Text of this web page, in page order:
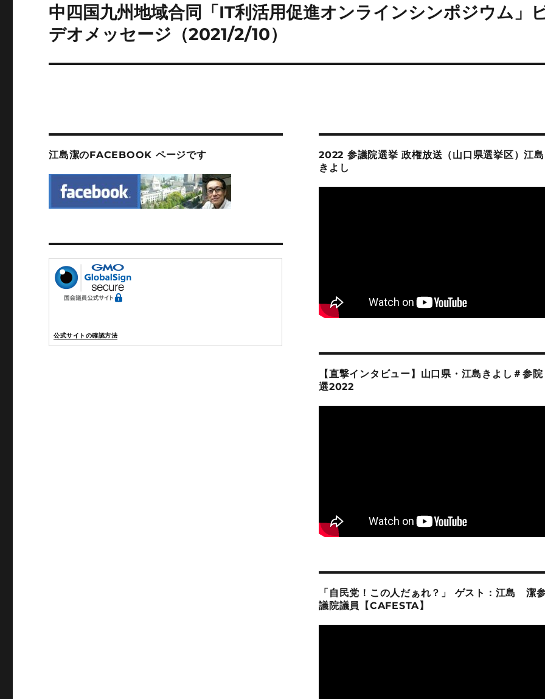
ー
シ
ョ
次
の
投
稿:
中四国九州地域合同「IT利活用促進オンラインシンポジウム」
デオメッセージ（2021/2/10）
江島潔のFACEBOOK ページです
公式サイトの確認方法
2022 参議院選挙 政権放送（山口県選挙区）江島
きよし
【直撃インタビュー】山口県・江島きよし＃参院
選2022
「自民党！この人だぁれ？」 ゲスト：江島 潔
議院議員【CAFESTA】